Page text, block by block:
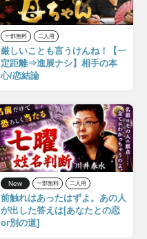
一部無料 二人用
厳しいことも言うけんね！【一
定距離⇒進展ナシ】相手の本
心/恋結論
New 一部無料 二人用
前触れはあったはずよ。あの人
が出した答えは[あなたとの恋
or別の道]